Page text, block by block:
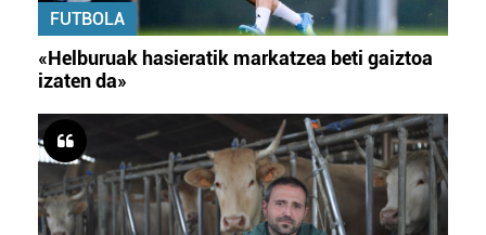
FUTBOLA
«Helburuak hasieratik markatzea beti gaiztoa
izaten da»